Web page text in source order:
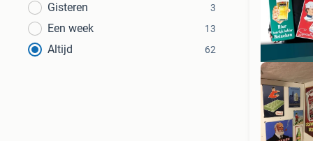
Gisteren 3
Een week 13
Altijd 62